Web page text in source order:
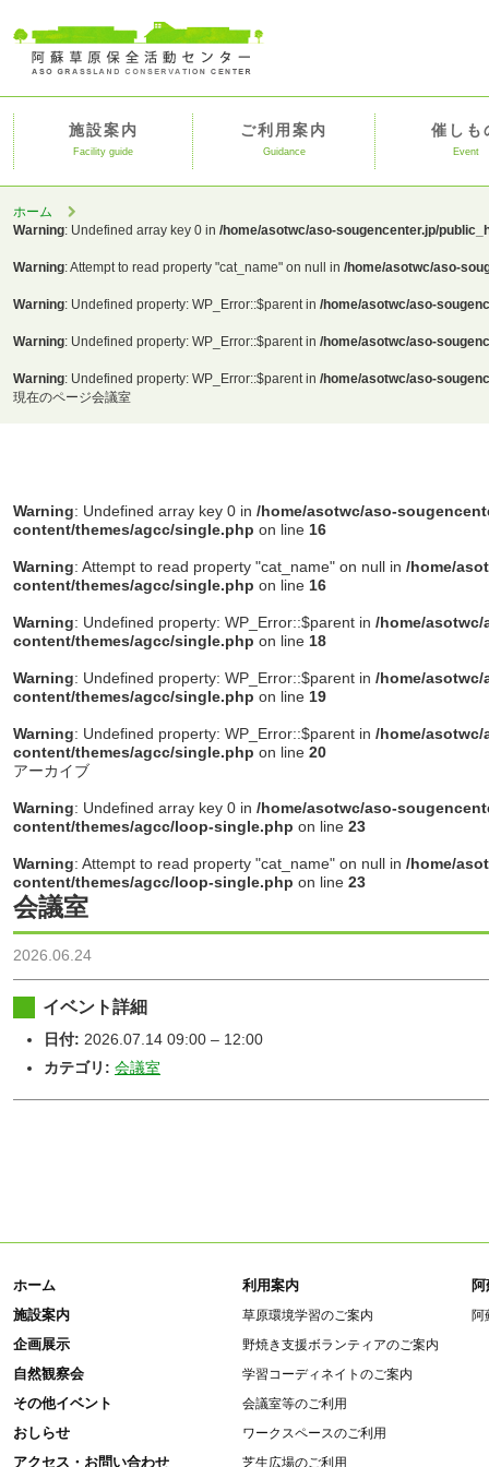
施設案内
Facility guide
ご利用案内
Guidance
催しも
Event
ホーム
Warning: Undefined array key 0 in /home/asotwc/aso-sougencenter.jp/
Warning: Attempt to read property "cat_name" on null in /home/asotwc/aso-
Warning: Undefined property: WP_Error::$parent in /home/asotwc/aso-
Warning: Undefined property: WP_Error::$parent in /home/asotwc/aso-
Warning: Undefined property: WP_Error::$parent in /home/asotwc/aso-
現在のページ会議室
Warning: Undefined array key 0 in /home/asotwc/aso-
content/themes/agcc/single.php on line 16
Warning: Attempt to read property "cat_name" on null in /home/
content/themes/agcc/single.php on line 16
Warning: Undefined property: WP_Error::$parent in /home/
content/themes/agcc/single.php on line 18
Warning: Undefined property: WP_Error::$parent in /home/
content/themes/agcc/single.php on line 19
Warning: Undefined property: WP_Error::$parent in /home/
content/themes/agcc/single.php on line 20
アーカイブ
Warning: Undefined array key 0 in /home/asotwc/aso-
content/themes/agcc/loop-single.php on line 23
Warning: Attempt to read property "cat_name" on null in /home/
content/themes/agcc/loop-single.php on line 23
会議室
2026.06.24
イベント詳細
日付: 2026.07.14 09:00 – 12:00
カテゴリ: 会議室
ホーム
施設案内
企画展示
自然観察会
その他イベント
おしらせ
アクセス・お問い合わせ
利用案内
草原環境学習のご案内
野焼き支援ボランティアのご案内
学習コーディネイトのご案内
会議室等のご利用
ワークスペースのご利用
芝生広場のご利用
阿